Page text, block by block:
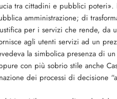
tra cittadini e pubblici
amministrazione; di
per i servizi che rende, da
agli utenti servizi ad un
la simbolica presenza di
con più sobrio stile anche
dei processi di decisione